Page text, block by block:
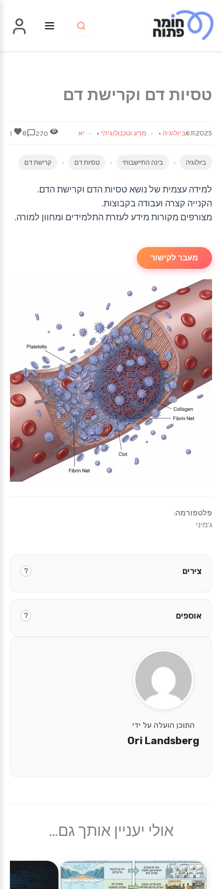
לתוכן
טסיות דם וקרישת דם
6.11.2025ביולוגיה • מדע וטכנולוגיהי • יא 8
ביולוגיה בינה התיישבותי טסיות דם קרישת דם
למידה עצמית של נושא טסיות הדם וקרישת הדם.
הקנייה קצרה ועבודה בקבוצות.
מצורפים מקורות מידע לעזרת התלמידים ומחוון למורה.
מעבר לקישור
פלטפורמה:
ג'מיני
התוכן הועלה על ידי
Ori Landsberg
צירים ?
אוספים ?
אולי יעניין אותך גם...